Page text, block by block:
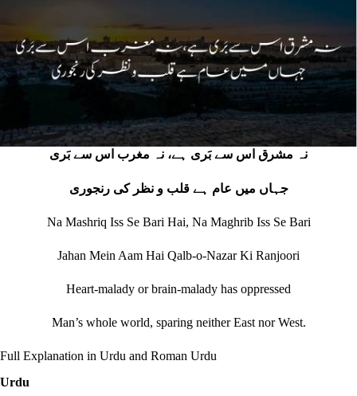
نہ مشرق اس سے بَری ہے، نہ مغرب اس سے بَری
جہاں میں عام ہے قلب و نظر کی رنجوری
Na Mashriq Iss Se Bari Hai, Na Maghrib Iss Se Bari
Jahan Mein Aam Hai Qalb-o-Nazar Ki Ranjoori
Heart‐malady or brain‐malady has oppressed
Man’s whole world, sparing neither East nor West.
Full Explanation in Urdu and Roman Urdu
Urdu